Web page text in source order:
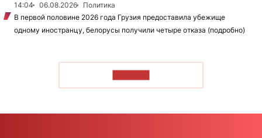
14:04
06.08.2026
Политика
В первой половине 2026 года Грузия предоставила убежище
одному иностранцу, белорусы получили четыре отказа (подробно)